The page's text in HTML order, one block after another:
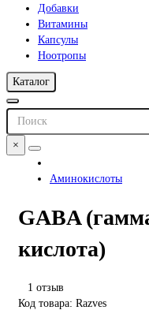
Добавки
Витамины
Капсулы
Ноотропы
Каталог
×
Аминокислоты
GABA
кислота)
1 отзыв
Код товара: Razves